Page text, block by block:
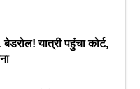
यात्री पहुंचा कोर्ट,